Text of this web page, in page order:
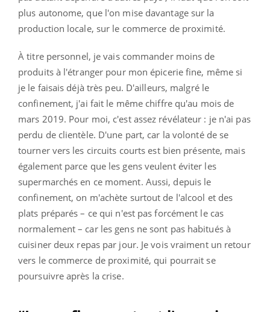
plus autonome, que l'on mise davantage sur la
production locale, sur le commerce de proximité.
À titre personnel, je vais commander moins de
produits à l'étranger pour mon épicerie fine, même si
je le faisais déjà très peu. D'ailleurs, malgré le
confinement, j'ai fait le même chiffre qu'au mois de
mars 2019. Pour moi, c'est assez révélateur : je n'ai pas
perdu de clientèle. D'une part, car la volonté de se
tourner vers les circuits courts est bien présente, mais
également parce que les gens veulent éviter les
supermarchés en ce moment. Aussi, depuis le
confinement, on m'achète surtout de l'alcool et des
plats préparés – ce qui n'est pas forcément le cas
normalement – car les gens ne sont pas habitués à
cuisiner deux repas par jour. Je vois vraiment un retour
vers le commerce de proximité, qui pourrait se
poursuivre après la crise.